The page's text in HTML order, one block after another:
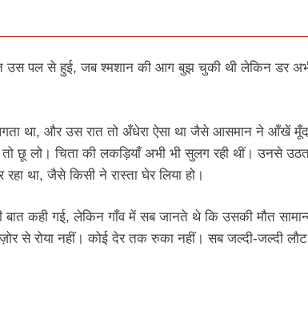
पल से हुई, जब श्मशान की आग बुझ चुकी थी लेकिन डर
था, और उस रात तो अँधेरा ऐसा था जैसे आसमान ने आँखें मूँद
छू लो। चिता की लकड़ियाँ अभी भी सुलग रही थीं। उनसे
था, जैसे किसी ने रास्ता घेर लिया हो।
बात कही गई, लेकिन गाँव में सब जानते थे कि उसकी मौत
से रोया नहीं। कोई देर तक रुका नहीं। सब जल्दी-जल्दी लौट